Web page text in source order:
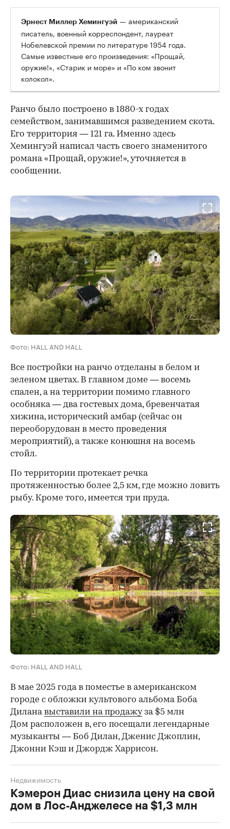
Эрнест Миллер Хемингуэй — американский
писатель, военный корреспондент, лауреат
Нобелевской премии по литературе 1954 года.
Самые известные его произведения: «Прощай,
оружие!», «Старик и море» и «По ком звонит
колокол».
Ранчо было построено в 1880-х годах
семейством, занимавшимся разведением скота.
Его территория — 121 га. Именно здесь
Хемингуэй написал часть своего знаменитого
романа «Прощай, оружие!», уточняется в
сообщении.
00:00 / 00:00
Фото: HALL AND HALL
Все постройки на ранчо отделаны в белом и
зеленом цветах. В главном доме — восемь
спален, а на территории помимо главного
особняка — два гостевых дома, бревенчатая
хижина, исторический амбар (сейчас он
переоборудован в место проведения
мероприятий), а также конюшня на восемь
стойл.
По территории протекает речка
протяженностью более 2,5 км, где можно ловить
рыбу. Кроме того, имеется три пруда.
Фото: HALL AND HALL
В мае 2025 года в поместье в американском
городе с обложки культового альбома Боба
Диланавыставили на продажуза $5 млн
Дом расположен в, его посещали легендарные
музыканты — Боб Дилан, Дженис Джоплин,
Джонни Кэш и Джордж Харрисон.
Кэмерон Диас снизила цену на свой
дом в Лос-Анджелесе на $1,3 млн
Недвижимость